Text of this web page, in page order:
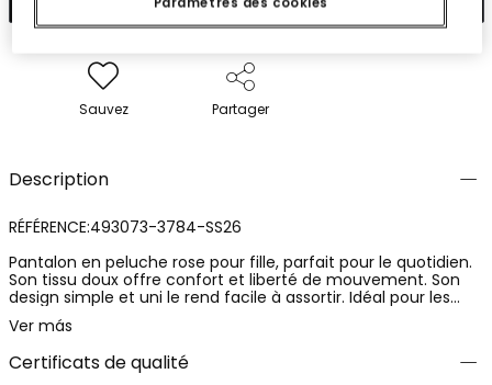
Sauvez Partager
Description
RÉFÉRENCE:493073-3784-SS26
Pantalon en peluche rose pour fille, parfait pour le quotidien.
Son tissu doux offre confort et liberté de mouvement. Son
design simple et uni le rend facile à assortir. Idéal pour les
filles de 12 mois à 14 ans, il offre une grande polyvalence
d'utilisation. Les coutures renforcées ajoutent de la durabilité,
et sa taille élastique assure un ajustement confortable.
Parfait pour associer avec des t-shirts aux couleurs vives ou
Ver más
Certificats de qualité